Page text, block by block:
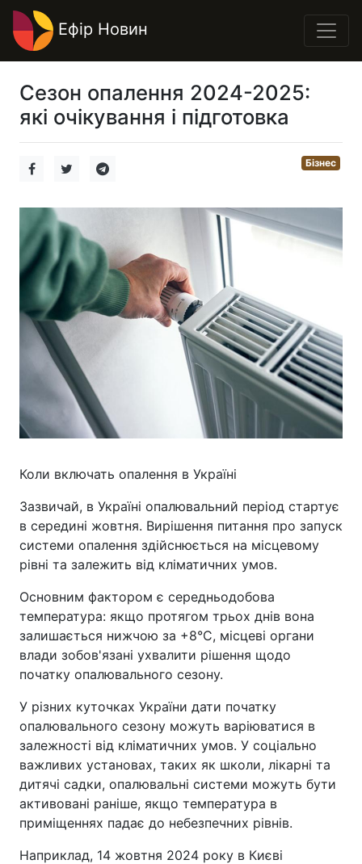
Ефір Новин
Сезон опалення 2024-2025:
які очікування і підготовка
Бізнес
Коли включать опалення в Україні
Зазвичай, в Україні опалювальний період стартує
в середині жовтня. Вирішення питання про запуск
системи опалення здійснюється на місцевому
рівні та залежить від кліматичних умов.
Основним фактором є середньодобова
температура: якщо протягом трьох днів вона
залишається нижчою за +8°C, місцеві органи
влади зобов'язані ухвалити рішення щодо
початку опалювального сезону.
У різних куточках України дати початку
опалювального сезону можуть варіюватися в
залежності від кліматичних умов. У соціально
важливих установах, таких як школи, лікарні та
дитячі садки, опалювальні системи можуть бути
активовані раніше, якщо температура в
приміщеннях падає до небезпечних рівнів.
Наприклад, 14 жовтня 2024 року в Києві